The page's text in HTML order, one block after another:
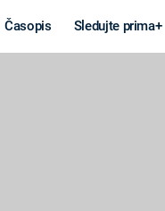
Časopis Sledujte prima+